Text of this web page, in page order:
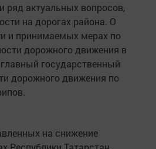
ряд актуальных вопросов,
на дорогах района. О
и принимаемых мерах по
дорожного движения в
государственный
дорожного движения по
на снижение